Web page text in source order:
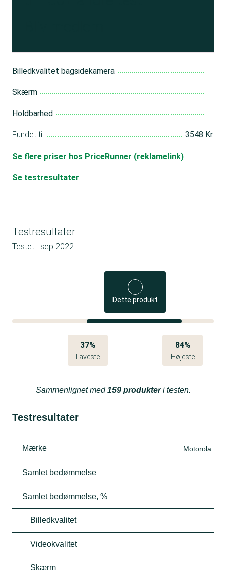
Billedkvalitet bagsidekamera
Skærm
Holdbarhed
Fundet til 3548 Kr.
Se flere priser hos PriceRunner (reklamelink)
Se testresultater
Testresultater
Testet i sep 2022
Dette produkt
37%
Laveste
84%
Højeste
Sammenlignet med159 produkteri testen.
Testresultater
Mærke Motorola
Samlet bedømmelse
Samlet bedømmelse, %
Billedkvalitet
Videokvalitet
Skærm